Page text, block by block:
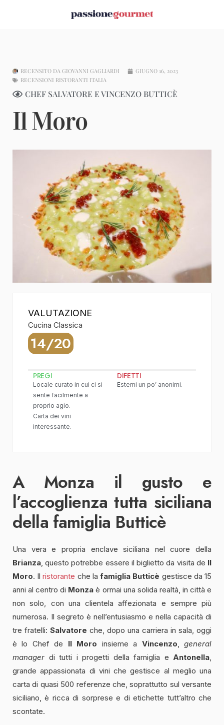
RECENSITO DA GIOVANNI GAGLIARDI
GIUGNO 16, 2023
RECENSIONI RISTORANTI ITALIA
CHEF SALVATORE E VINCENZO BUTTICÈ
Il Moro
VALUTAZIONE
Cucina Classica
14/20
PREGI
Locale curato in cui ci si
sente facilmente a
proprio agio.
Carta dei vini
interessante.
DIFETTI
Esterni un po’ anonimi.
A Monza il gusto e
l’accoglienza tutta siciliana
della famiglia Butticè
Una vera e propria enclave siciliana nel cuore della
Brianza , questo potrebbe essere il biglietto da visita de Il
Moro. Ilristorante che lafamiglia Butticè gestisce da 15
anni al centro di Monza è ormai una solida realtà, in città e
non solo, con una clientela affezionata e sempre più
numerosa. Il segreto è nell’entusiasmo e nella capacità di
tre fratelli: Salvatore che, dopo una carriera in sala, oggi
è lo Chef de Il Moro insieme a Vincenzo ,general
manager di tutti i progetti della famiglia e Antonella
grande appassionata di vini che gestisce al meglio una
carta di quasi 500 referenze che, soprattutto sul versante
siciliano, è ricca di sorprese e di etichette tutt’altro che
scontate.